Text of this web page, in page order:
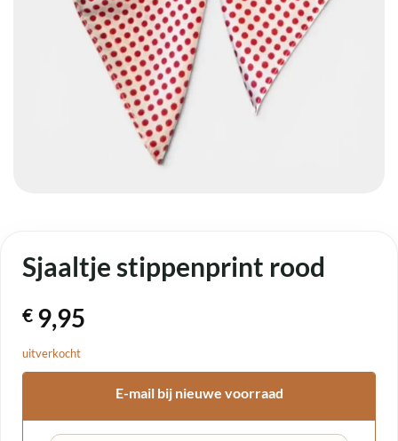
Sjaaltje stippenprint rood
€ 9,95
uitverkocht
E-mail bij nieuwe voorraad